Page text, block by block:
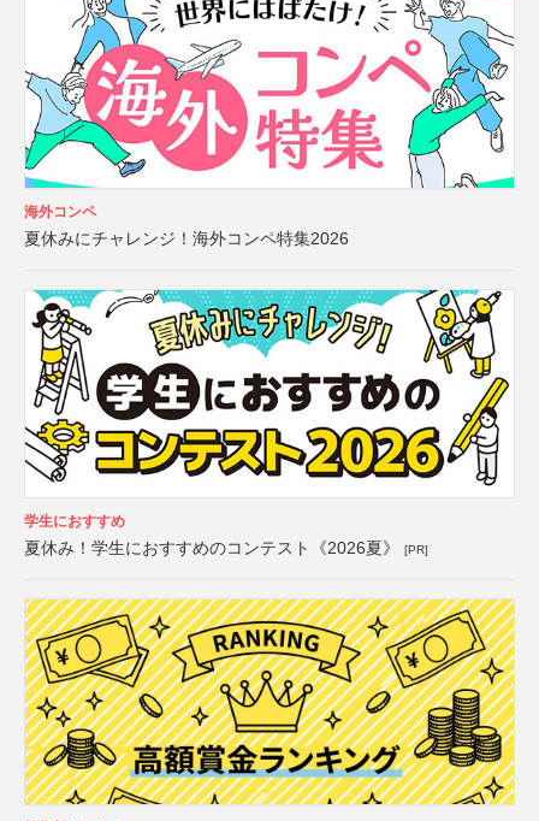
海外コンペ
夏休みにチャレンジ！海外コンペ特集2026
学生におすすめ
夏休み！学生におすすめのコンテスト《2026夏》 [PR]